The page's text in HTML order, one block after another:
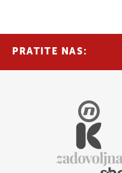
PRATITE NAS: